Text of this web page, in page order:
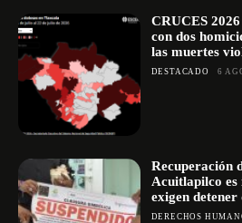
CRUCES
con dos
las muertes
DESTACADO 6
Recuperación
Acuitlapilco es
exigen detener
DERECHOS